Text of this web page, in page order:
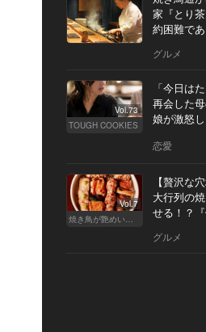
家『とり
約困難で
グルメ
Vol.73
TOUGH COOKIES
「今日は
再会した母
娘が激怒
恋愛
Vol.7
焼き鳥が艶めいてきた
【贅沢な
大行列の
せる！？
グルメ